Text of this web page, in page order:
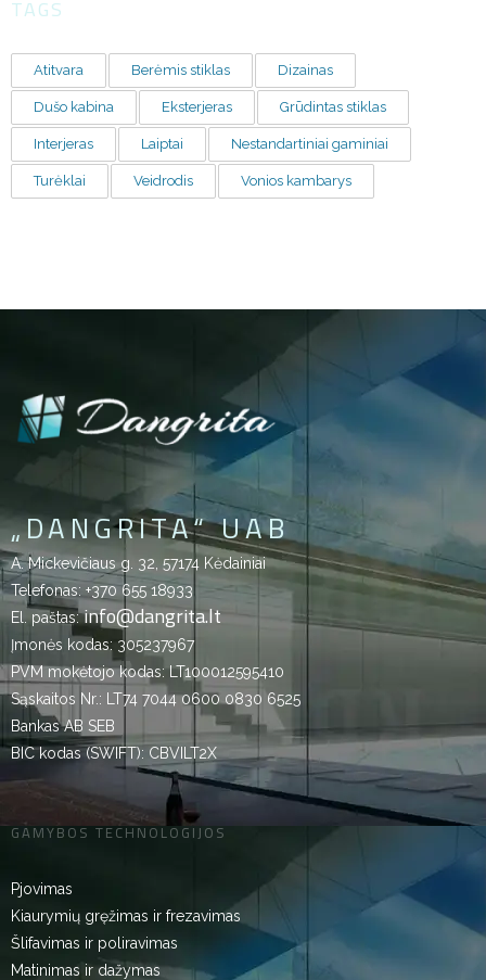
TAGS
Atitvara Berėmis stiklas Dizainas
Dušo kabina Eksterjeras Grūdintas stiklas
Interjeras Laiptai Nestandartiniai gaminiai
Turėklai Veidrodis Vonios kambarys
„DANGRITA“ UAB
A. Mickevičiaus g. 32, 57174 Kėdainiai
Telefonas: +370 655 18933
El. paštas:info@dangrita.lt
Įmonės kodas: 305237967
PVM mokėtojo kodas: LT100012595410
Sąskaitos Nr.: LT74 7044 0600 0830 6525
Bankas AB SEB
BIC kodas (SWIFT): CBVILT2X
GAMYBOS TECHNOLOGIJOS
Pjovimas
Kiaurymių gręžimas ir frezavimas
Šlifavimas ir poliravimas
Matinimas ir dažymas